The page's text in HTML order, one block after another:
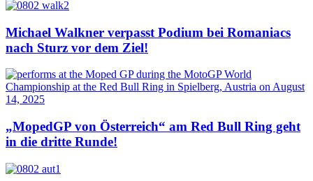
Michael Walkner verpasst Podium bei Romaniacs
nach Sturz vor dem Ziel!
„MopedGP von Österreich“ am Red Bull Ring geht
in die dritte Runde!